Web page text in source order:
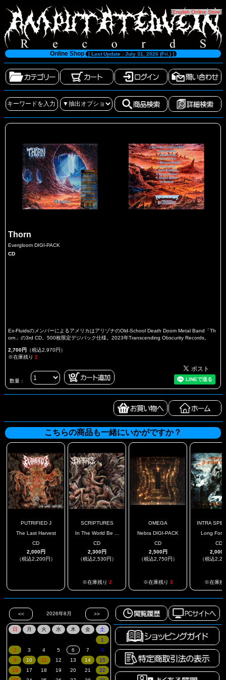
[English Online Store]
Online Shop [ Last Update : July 31, 2026 (Fri.) ]
Thorn
Evergloom DIGI-PACK
CD
Ex-FluidsのメンバーによるアメリカはアリゾナのOld-School Death Doom Metal Band「Th
orn」の3rd CD。500枚限定デジパック仕様。2023年Transcending Obscurity Records。
2,700円 （税込2,970円）
※在庫残り 2
数量：
こちらの商品も一緒にいかがですか？
PUTRIFIED J
The Last Harvest
CD
2,000円
（税込2,200円）
SCRIPTURES
In The World Be ...
CD
2,300円
（税込2,530円）
※在庫残り 2
OMEGA
Nebra DIGI-PACK
CD
2,500円
（税込2,750円）
※在庫残り 3
INTRA
Long
CD
2,000
（税込
※在庫残